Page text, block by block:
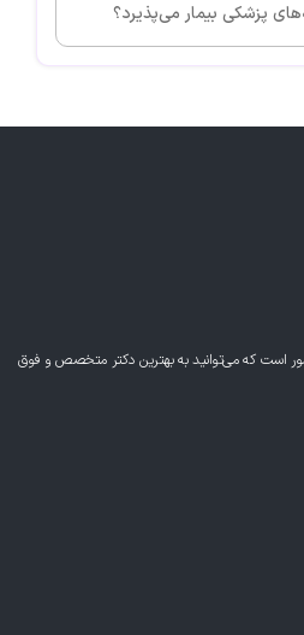
است که می‌توانید به بهترین دکتر متخصص و فوق